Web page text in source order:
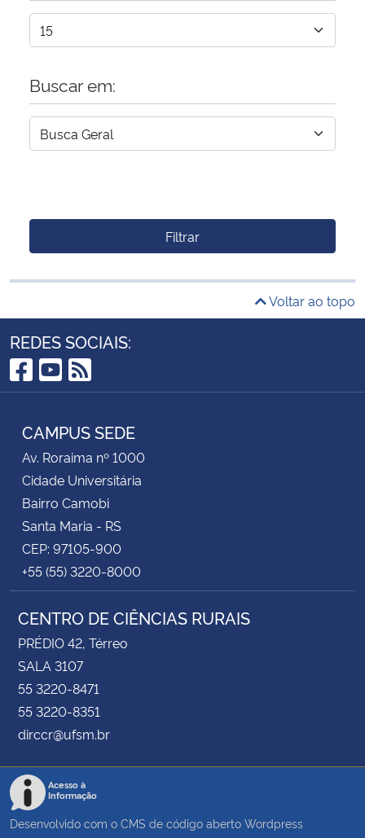
Buscar em:
Filtrar
Voltar ao topo
REDES SOCIAIS:
Facebook
YouTube
RSS
CAMPUS SEDE
Av. Roraima nº 1000
Cidade Universitária
Bairro Camobi
Santa Maria - RS
CEP: 97105-900
+55 (55) 3220-8000
CENTRO DE CIÊNCIAS RURAIS
PRÉDIO 42, Térreo
SALA 3107
55 3220-8471
55 3220-8351
dirccr@ufsm.br
Acesso à
Informação
Desenvolvido com o CMS de código aberto Wordpress